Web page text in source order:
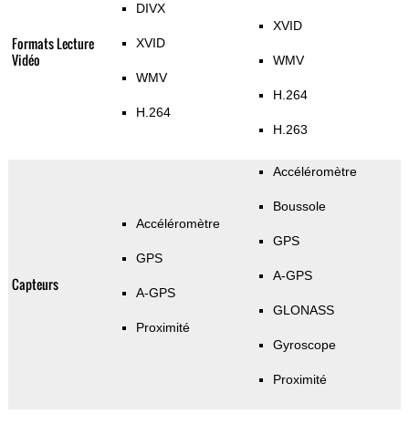
Formats Lecture
Vidéo
DIVX
XVID
WMV
H.264
XVID
WMV
H.264
H.263
Capteurs
Accéléromètre
GPS
A-GPS
Proximité
Accéléromètre
Boussole
GPS
A-GPS
GLONASS
Gyroscope
Proximité